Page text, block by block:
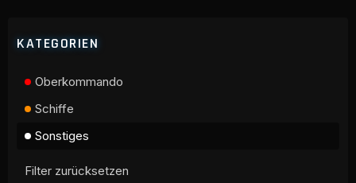
KATEGORIEN
Oberkommando
Schiffe
Sonstiges
Filter zurücksetzen